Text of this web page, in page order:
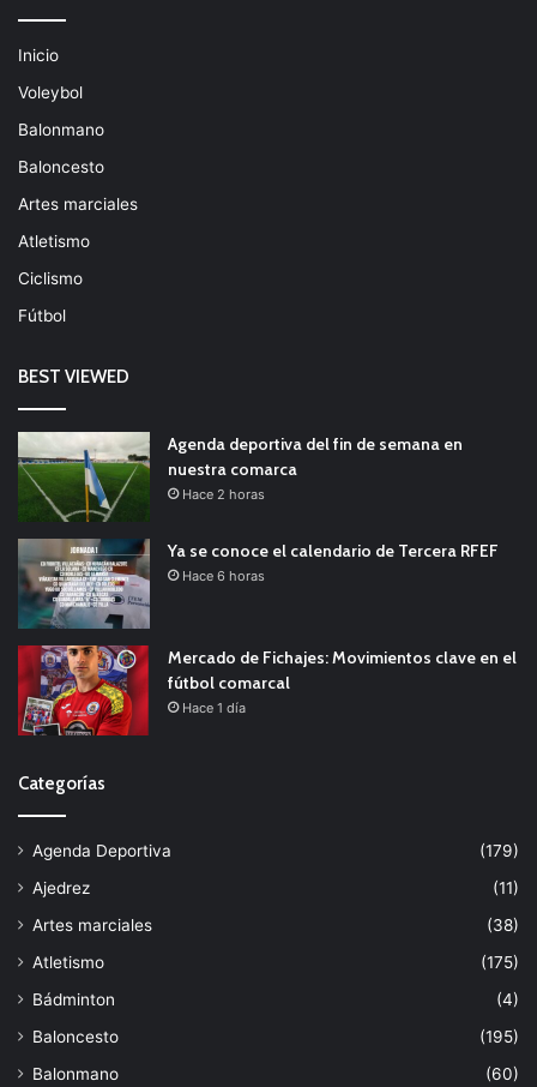
Inicio
Voleybol
Balonmano
Baloncesto
Artes marciales
Atletismo
Ciclismo
Fútbol
BEST VIEWED
Agenda deportiva del fin de semana en
nuestra comarca
Hace 2 horas
Ya se conoce el calendario de Tercera RFEF
Hace 6 horas
Mercado de Fichajes: Movimientos clave en el
fútbol comarcal
Hace 1 día
Categorías
Agenda Deportiva
(179)
Ajedrez
(11)
Artes marciales
(38)
Atletismo
(175)
Bádminton
(4)
Baloncesto
(195)
Balonmano
(60)